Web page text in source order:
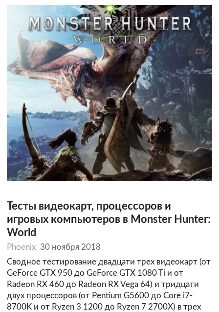
Тесты видеокарт, процессоров и
игровых компьютеров в Monster Hunter:
World
Phoenix 30 ноября 2018
Сводное тестирование двадцати трех видеокарт (от
GeForce GTX 950 до GeForce GTX 1080 Ti и от
Radeon RX 460 до Radeon RX Vega 64) и тридцати
двух процессоров (от Pentium G5600 до Core i7-
8700K и от Ryzen 3 1200 до Ryzen 7 2700X) в трех